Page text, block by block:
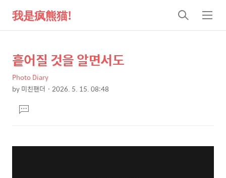
我是疯熊猫!
검
색
메
뉴
상
세
컨
텐
츠
본
문
제
목
흩어질 것을 알면서도
Photo Diary
by미친팬더 2026. 5. 15. 08:48
문댓
글